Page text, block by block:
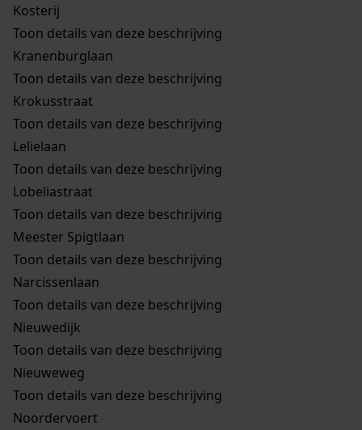
Kosterij
Toon details van deze beschrijving
Kranenburglaan
Toon details van deze beschrijving
Krokusstraat
Toon details van deze beschrijving
Lelielaan
Toon details van deze beschrijving
Lobeliastraat
Toon details van deze beschrijving
Meester Spigtlaan
Toon details van deze beschrijving
Narcissenlaan
Toon details van deze beschrijving
Nieuwedijk
Toon details van deze beschrijving
Nieuweweg
Toon details van deze beschrijving
Noordervoert